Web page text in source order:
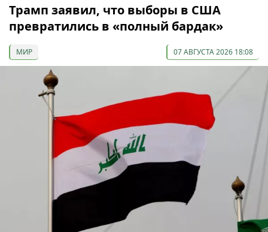
Трамп заявил, что выборы в США
превратились в «полный бардак»
МИР 07 АВГУСТА 2026 18:08